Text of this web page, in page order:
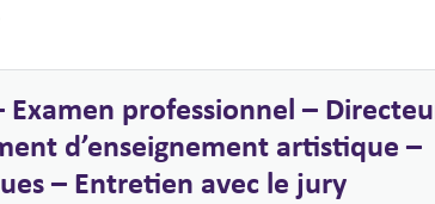
Examen professionnel –
d’enseignement artistique –
– Entretien avec le jury